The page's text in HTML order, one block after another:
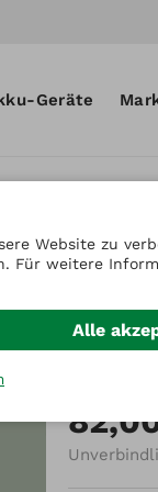
Geräte
Kit
Website zu
Für weitere
Alle